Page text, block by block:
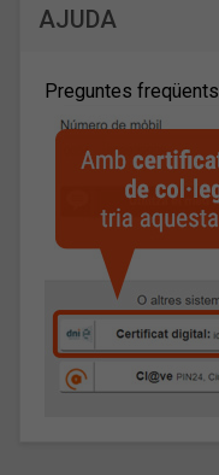
AJUDA
Preguntes freqüents